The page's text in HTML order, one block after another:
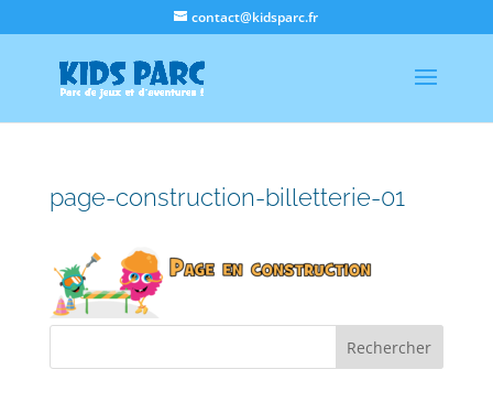
contact@kidsparc.fr
page-construction-billetterie-01